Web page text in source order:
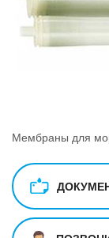
Мембраны для